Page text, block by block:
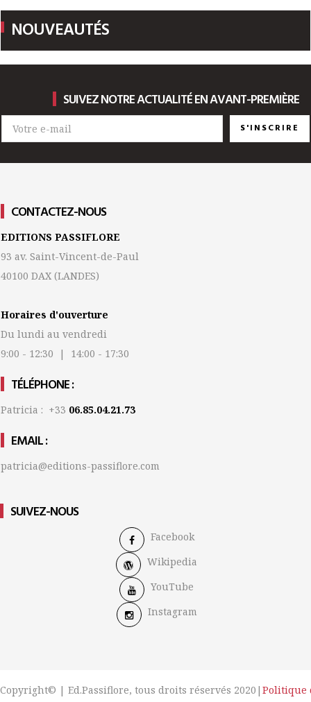
NOUVEAUTÉS
SUIVEZ NOTRE ACTUALITÉ EN AVANT-PREMIÈRE
S'INSCRIRE
CONTACTEZ-NOUS
EDITIONS PASSIFLORE
93 av. Saint-Vincent-de-Paul
40100 DAX (LANDES)
Horaires d'ouverture
Du lundi au vendredi
9:00 - 12:30 | 14:00 - 17:30
TÉLÉPHONE :
Patricia : +33 06.85.04.21.73
EMAIL :
patricia@editions-passiflore.com
SUIVEZ-NOUS
Facebook
Wikipedia
YouTube
Instagram
Copyright© | Ed.Passiflore, tous droits réservés 2020| Politique